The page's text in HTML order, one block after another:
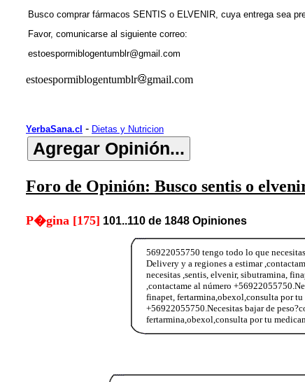
Busco comprar fármacos SENTIS o ELVENIR, cuya entrega sea
Favor, comunicarse al siguiente correo:
estoespormiblogentumblr@gmail.com
estoespormiblogentumblr gmail.com
YerbaSana.cl - Dietas y Nutricion
Foro de Opinión: Busco sentis o
P�gina [175] 101..110 de 1848 Opiniones
56922055750 tengo todo lo que
Delivery y a regiones a estimar
necesitas ,sentis, elvenir, sibutramina,
,contactame al número
finapet, fertarmina,obexol,consulta por
+56922055750.Necesitas bajar de
fertarmina,obexol,consulta por tu